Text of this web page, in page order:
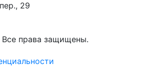
29
права защищены.